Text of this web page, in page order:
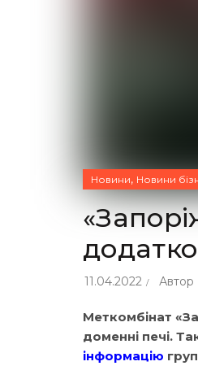
Новини, Новини
11.04.2022 Автор
Меткомбінат
доменні печі.
інформацію